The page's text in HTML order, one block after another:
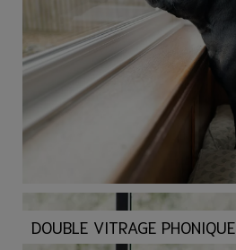
DOUBLE VITRAGE PHONIQUE